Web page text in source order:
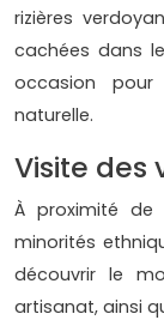
rizières
cachées dans
occasion
naturelle.
Visite des
À proximité
minorités
découvrir le
artisanat, ainsi